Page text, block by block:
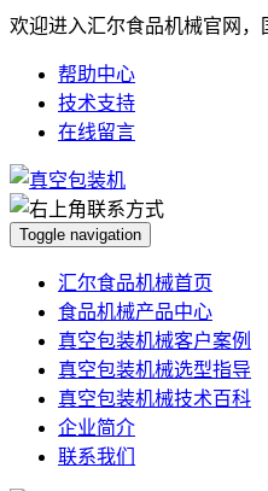
欢迎进入汇尔食品机械官网，
帮助中心
技术支持
在线留言
Toggle navigation
汇尔食品机械首页
食品机械产品中心
真空包装机械客户案例
真空包装机械选型指导
真空包装机械技术百科
企业简介
联系我们